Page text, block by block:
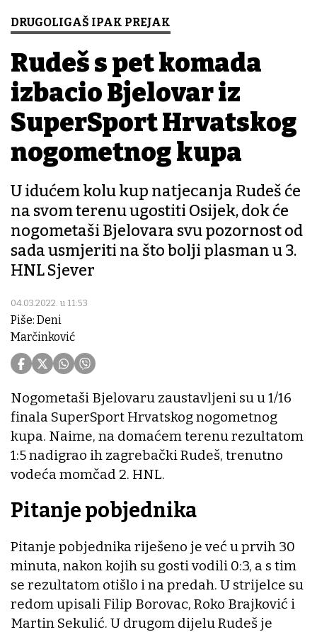
DRUGOLIGAŠ IPAK PREJAK
Rudeš s pet komada
izbacio Bjelovar iz
SuperSport Hrvatskog
nogometnog kupa
U idućem kolu kup natjecanja Rudeš će
na svom terenu ugostiti Osijek, dok će
nogometaši Bjelovara svu pozornost od
sada usmjeriti na što bolji plasman u 3.
HNL Sjever
04.03.2022. u 11:53
Piše: Deni
Marčinković
Nogometaši Bjelovaru zaustavljeni su u 1/16
finala SuperSport Hrvatskog nogometnog
kupa. Naime, na domaćem terenu rezultatom
1:5 nadigrao ih zagrebački Rudeš, trenutno
vodeća momčad 2. HNL.
Pitanje pobjednika
Pitanje pobjednika riješeno je već u prvih 30
minuta, nakon kojih su gosti vodili 0:3, a s tim
se rezultatom otišlo i na predah. U strijelce su
redom upisali Filip Borovac, Roko Brajković i
Martin Sekulić. U drugom dijelu Rudeš je